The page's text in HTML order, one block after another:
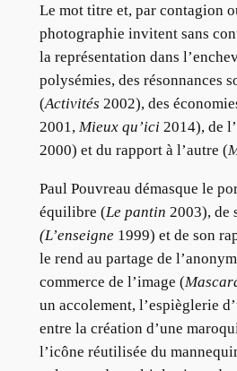
Le mot titre et, par contagion
photographie invitent sans
la représentation dans
polysémies, des résonnances
(Activités 2002), des
2001, Mieux qu’ici 2014), de
2000) et du rapport à l’autre (
Paul Pouvreau démasque le
équilibre (Le pantin 2003), de
(L’enseigne1999) et de son
le rend au partage de
commerce de l’image (
un accolement, l’espièglerie
entre la création d’une
l’icône réutilisée du